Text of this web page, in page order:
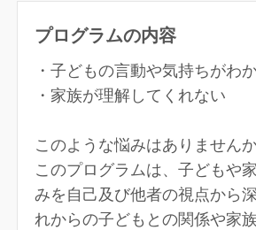
プログラムの内容
・子どもの言動や気持ちがわ
・家族が理解してくれない
このような悩みはありません
このプログラムは、子どもや
みを自己及び他者の視点から
れからの子どもとの関係や家